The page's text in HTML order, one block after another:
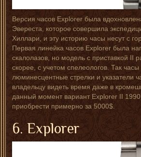
Версия часов Explorer была
Эвереста, которое совершила
Хиллари, и эту историю часы несут с
Первая линейка часов Explorer была
скалолазов, но модель с приставкой II
скорее, с учетом спелеологов. Так
люминесцентные стрелки и указатели
владельцу видеть время даже в
данный момент вариант Explorer II
приобрести примерно за 5000$.
6. Explorer